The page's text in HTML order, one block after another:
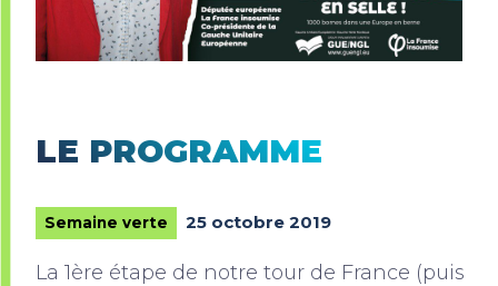
LE PROGRAMME
Semaine verte 25 octobre 2019
La 1ère étape de notre tour de France (puis